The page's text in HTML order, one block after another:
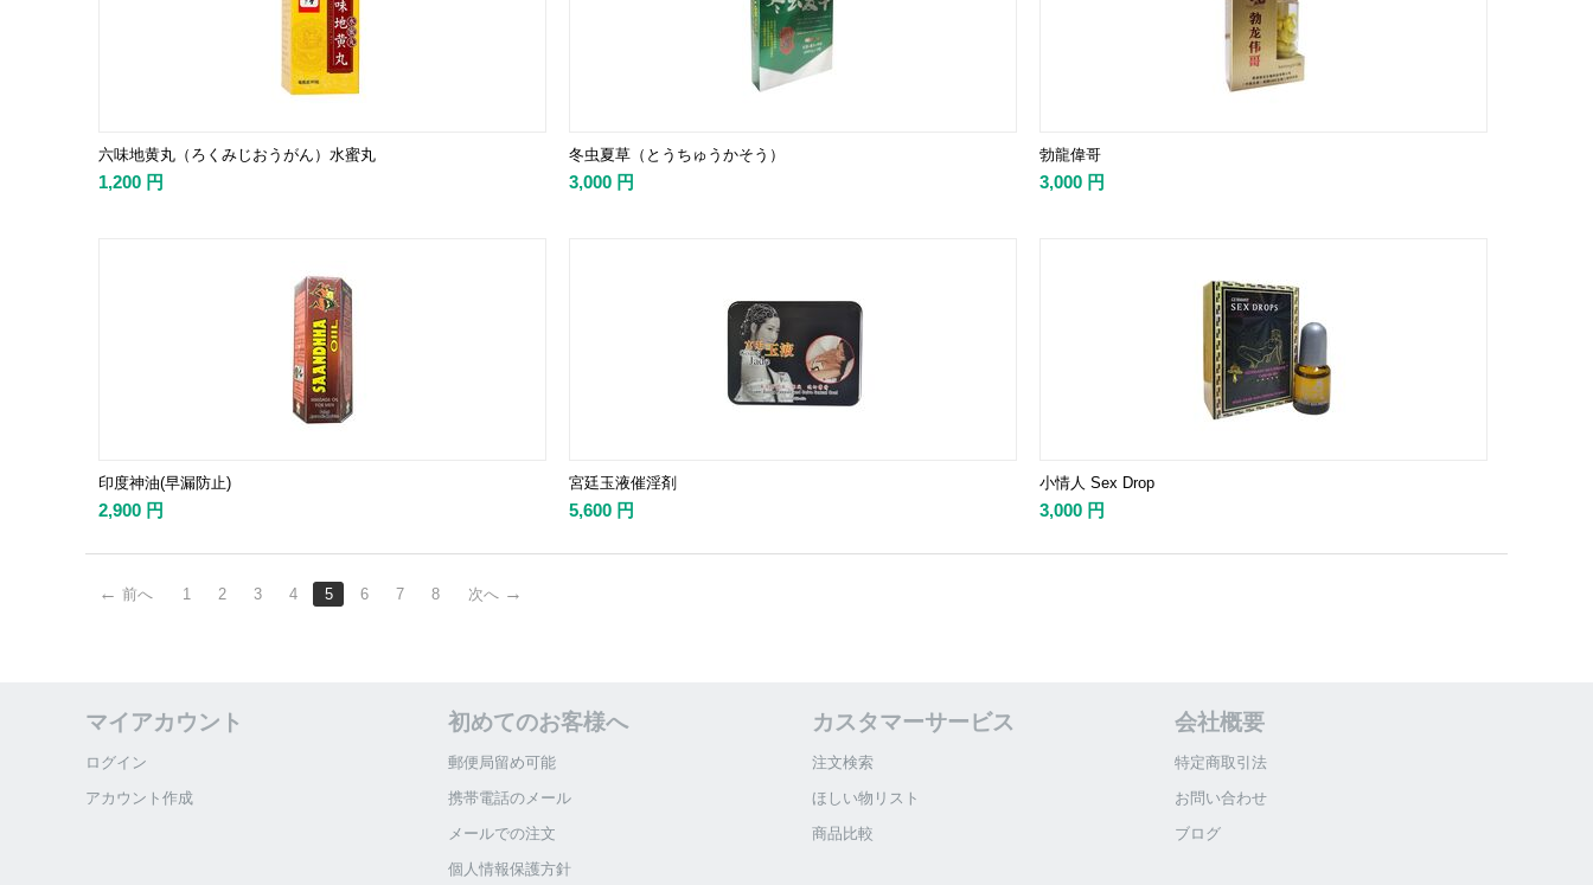
六味地黄丸（ろくみじおうがん）水蜜丸
1,200 円
冬虫夏草（とうちゅうかそう）
3,000 円
勃龍偉哥
3,000 円
印度神油(早漏防止)
2,900 円
宮廷玉液催淫剤
5,600 円
小情人 Sex Drop
3,000 円
前へ 1 2 3 4 5 6 7 8 次へ
マイアカウント
ログイン
アカウント作成
初めてのお客様へ
郵便局留め可能
携帯電話のメール
メールでの注文
個人情報保護方針
カスタマーサービス
注文検索
ほしい物リスト
商品比較
会社概要
特定商取引法
お問い合わせ
ブログ